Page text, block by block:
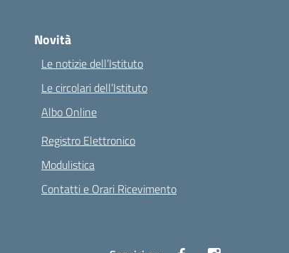
Novità
Le notizie dell’Istituto
Le circolari dell’Istituto
Albo Online
Registro Elettronico
Modulistica
Contatti e Orari Ricevimento